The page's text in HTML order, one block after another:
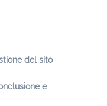
del sito
e